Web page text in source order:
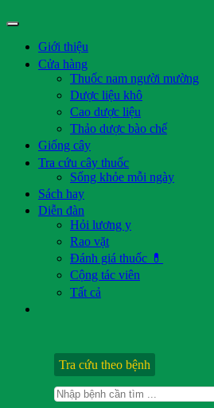
Giới thiệu
Cửa hàng
Thuốc nam người mường
Dược liệu khô
Cao dược liệu
Thảo dược bào chế
Giống cây
Tra cứu cây thuốc
Sống khỏe mỗi ngày
Sách hay
Diễn đàn
Hỏi lương y
Rao vặt
Đánh giá thuốc 💊
Cộng tác viên
Tất cả
Tra cứu theo bệnh